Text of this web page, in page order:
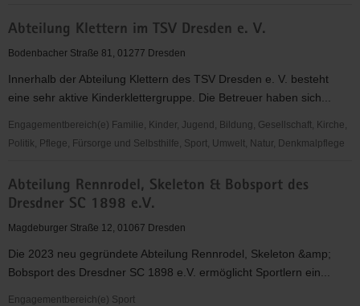
-
Alphabetisierung,
Chancen
in
Dresden
e.V.
Abteilung Klettern im TSV Dresden e. V.
Bodenbacher Straße 81, 01277 Dresden
Innerhalb der Abteilung Klettern des TSV Dresden e. V. besteht
eine sehr aktive Kinderklettergruppe. Die Betreuer haben sich...
Engagementbereich(e) Familie, Kinder, Jugend, Bildung, Gesellschaft, Kirche,
Politik, Pflege, Fürsorge und Selbsthilfe, Sport, Umwelt, Natur, Denkmalpflege
Klettern
im
TSV
e.
V.
Abteilung Rennrodel, Skeleton & Bobsport des
Dresdner SC 1898 e.V.
Magdeburger Straße 12, 01067 Dresden
Die 2023 neu gegründete Abteilung Rennrodel, Skeleton &amp;
Bobsport des Dresdner SC 1898 e.V. ermöglicht Sportlern ein...
Engagementbereich(e) Sport